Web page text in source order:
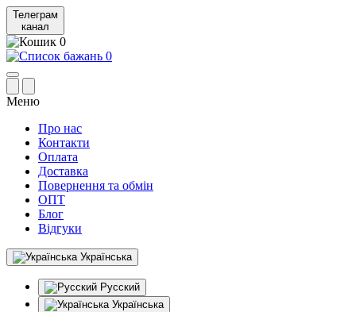
Телеграм
канал
0
0
Меню
Про нас
Контакти
Оплата
Доставка
Повернення та обмін
ОПТ
Блог
Відгуки
Українська
Русский
Українська